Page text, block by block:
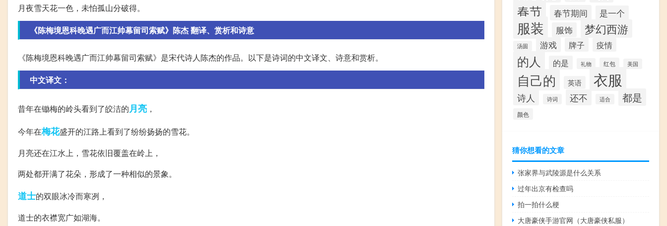
月夜雪天花一色，未怕孤山分破得。
《陈梅境恩科晚遇广而江帅幕留司索赋》陈杰 翻译、赏析和诗意
《陈梅境恩科晚遇广而江帅幕留司索赋》是宋代诗人陈杰的作品。以下是诗词的中文译文、诗意和赏析。
中文译文：
昔年在锄梅的岭头看到了皎洁的月亮 ，
今年在梅花盛开的江路上看到了纷纷扬扬的雪花。
月亮还在江水上，雪花依旧覆盖在岭上，
两处都开满了花朵，形成了一种相似的景象。
道士的双眼冰冷而寒冽，
道士的衣襟宽广如湖海。
春节 春节期间 是一个
服装 服饰 梦幻西游
汤圆 游戏 牌子 疫情
的人 的是 礼物 红包 美国
自己的 英语 衣服
诗人 诗词 还不 适合 都是
颜色
猜你想看的文章
张家界与武陵源是什么关系
过年出京有检查吗
拍一拍什么梗
大唐豪侠手游官网（大唐豪侠私服）